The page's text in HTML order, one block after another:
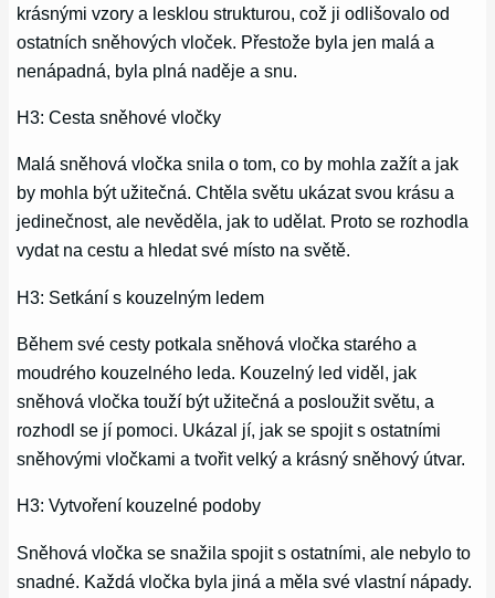
krásnými vzory a lesklou strukturou, což ji odlišovalo od
ostatních sněhových vloček. Přestože byla jen malá a
nenápadná, byla plná naděje a snu.
H3: Cesta sněhové vločky
Malá sněhová vločka snila o tom, co by mohla zažít a jak
by mohla být užitečná. Chtěla světu ukázat svou krásu a
jedinečnost, ale nevěděla, jak to udělat. Proto se rozhodla
vydat na cestu a hledat své místo na světě.
H3: Setkání s kouzelným ledem
Během své cesty potkala sněhová vločka starého a
moudrého kouzelného leda. Kouzelný led viděl, jak
sněhová vločka touží být užitečná a posloužit světu, a
rozhodl se jí pomoci. Ukázal jí, jak se spojit s ostatními
sněhovými vločkami a tvořit velký a krásný sněhový útvar.
H3: Vytvoření kouzelné podoby
Sněhová vločka se snažila spojit s ostatními, ale nebylo to
snadné. Každá vločka byla jiná a měla své vlastní nápady.